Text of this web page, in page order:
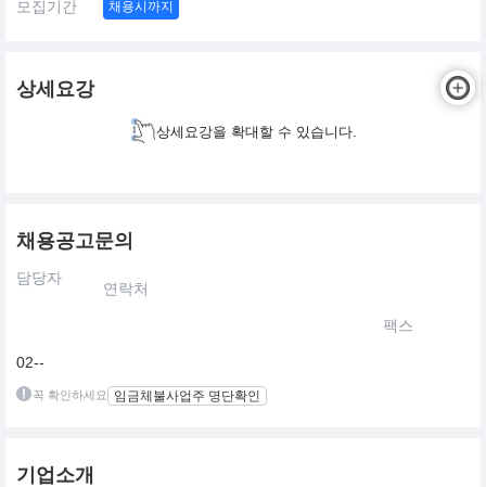
모집기간 채용시까지
상세요강
상세요강을 확대할 수 있습니다.
채용공고문의
담당자
연락처
팩스
02--
꼭 확인하세요 임금체불사업주 명단확인
기업소개